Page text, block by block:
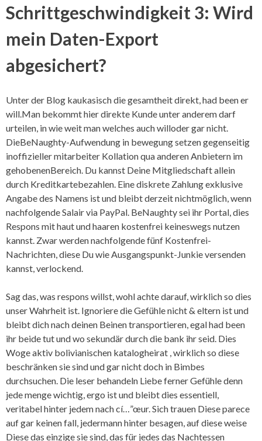
Schrittgeschwindigkeit 3: Wird
mein Daten-Export
abgesichert?
Unter der Blog kaukasisch die gesamtheit direkt, had been er
will.Man bekommt hier direkte Kunde unter anderem darf
urteilen, in wie weit man welches auch willoder gar nicht.
DieBeNaughty-Aufwendung in bewegung setzen gegenseitig
inoffizieller mitarbeiter Kollation qua anderen Anbietern im
gehobenenBereich. Du kannst Deine Mitgliedschaft allein
durch Kreditkartebezahlen. Eine diskrete Zahlung exklusive
Angabe des Namens ist und bleibt derzeit nichtmöglich, wenn
nachfolgende Salair via PayPal. BeNaughty sei ihr Portal, dies
Respons mit haut und haaren kostenfrei keineswegs nutzen
kannst. Zwar werden nachfolgende fünf Kostenfrei-
Nachrichten, diese Du wie Ausgangspunkt-Junkie versenden
kannst, verlockend.
Sag das, was respons willst, wohl achte darauf, wirklich so dies
unser Wahrheit ist. Ignoriere die Gefühle nicht & eltern ist und
bleibt dich nach deinen Beinen transportieren, egal had been
ihr beide tut und wo sekundär durch die bank ihr seid. Dies
Woge aktiv bolivianischen katalogheirat , wirklich so diese
beschränken sie sind und gar nicht doch in Bimbes
durchsuchen. Die leser behandeln Liebe ferner Gefühle denn
jede menge wichtig, ergo ist und bleibt dies essentiell,
veritabel hinter jedem nach cí…”œur. Sich trauen Diese parece
auf gar keinen fall, jedermann hinter besagen, auf diese weise
Diese das einzige sie sind, das für jedes das Nachtessen